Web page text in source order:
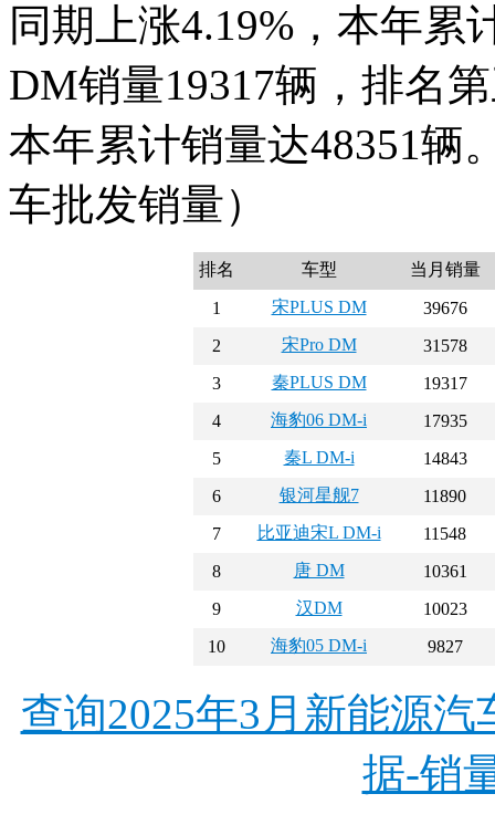
同期上涨4.19%，本年累
DM销量19317辆，排名
本年累计销量达48351辆
车批发销量）
排名 车型 当月销量
1 宋PLUS DM
39676
2
宋Pro DM
31578
3
秦PLUS DM
19317
4
海豹06 DM-i
17935
5
秦L DM-i
14843
6
银河星舰7
11890
7
比亚迪宋L DM-i
11548
8
唐 DM
10361
9
汉DM
10023
10
海豹05 DM-i 9827
查询2025年3月新能源
据-销